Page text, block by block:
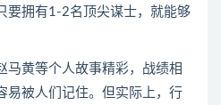
要拥有1-2名顶尖谋士，就能够
黄等个人故事精彩，战绩相
易被人们记住。但实际上，行